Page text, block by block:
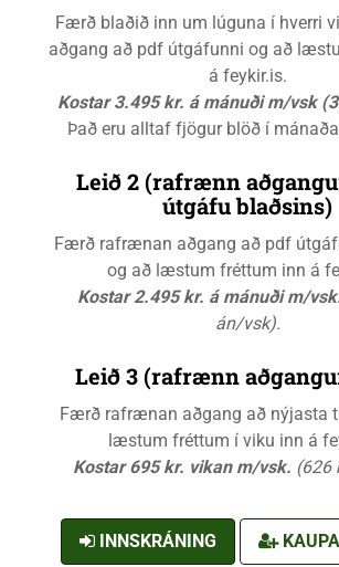
Færð blaðið inn um lúguna í hverri
aðgang að pdf útgáfunni og að
á feykir.is.
Kostar 3.495 kr. á mánuði m/vsk
Það eru alltaf fjögur blöð í
Leið 2 (rafrænn
útgáfu blaðsins)
Færð rafrænan aðgang að pdf
og að læstum fréttum inn á
Kostar 2.495 kr. á mánuði m/
án/vsk).
Leið 3 (rafrænn
Færð rafrænan aðgang að nýjasta
læstum fréttum í viku inn á
Kostar 695 kr. vikan m/vsk. (626
INNSKRÁNING